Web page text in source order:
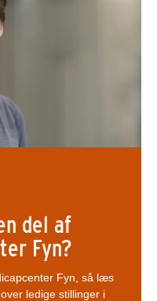
del af
Fyn?
Fyn, så læs
ledige stillinger i